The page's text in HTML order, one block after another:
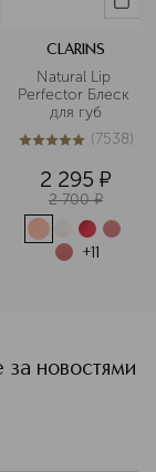
бренда есть
ухода за
особая
CLARINS
Natural Lip
Perfector Блеск
для губ
5из 57538 (7538)
2 295 ¤
2 700 ¤
+11
за новостями